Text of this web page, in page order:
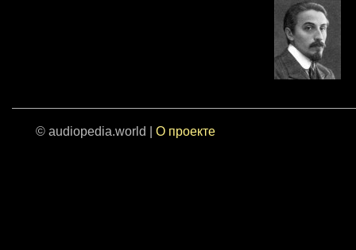
© audiopedia.world | О проекте